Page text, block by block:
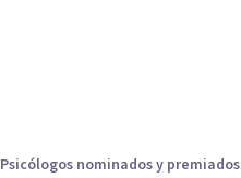
Psicólogos nominados y premiados